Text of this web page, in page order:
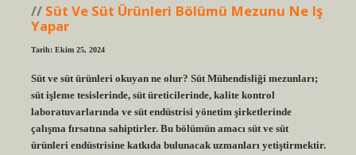
Süt Ve Süt Ürünleri Bölümü Mezunu Ne Iş
Yapar
Tarih: Ekim 25, 2024
Süt ve süt ürünleri okuyan ne olur? Süt Mühendisliği mezunları;
süt işleme tesislerinde, süt üreticilerinde, kalite kontrol
laboratuvarlarında ve süt endüstrisi yönetim şirketlerinde
çalışma fırsatına sahiptirler. Bu bölümün amacı süt ve süt
ürünleri endüstrisine katkıda bulunacak uzmanları yetiştirmektir.